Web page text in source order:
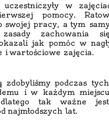
w
pomocy.
swojej pracy, a tym
zasady zachowania
jak pomóc w
i wartościowe zajęcia.
zdobyliśmy podczas
i w każdym
dlatego tak ważne
najmłodszych lat.